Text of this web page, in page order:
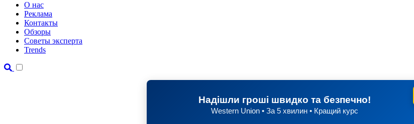
О нас
Реклама
Контакты
Обзоры
Советы эксперта
Trends
Надішли гроші швидко та безпечно!
Western Union • За 5 хвилин • Кращий курс